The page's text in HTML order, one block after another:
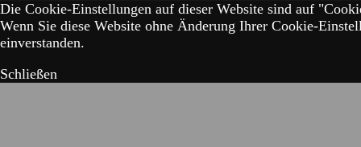
Die Cookie-Einstellungen auf dieser Website sind auf
Wenn Sie diese Website ohne Änderung Ihrer Cookie-
einverstanden.
Schließen